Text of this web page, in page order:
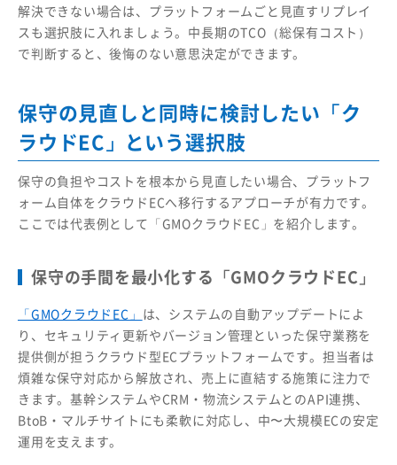
解決できない場合は、プラットフォームごと見直すリプレイ
スも選択肢に入れましょう。中長期のTCO（総保有コスト）
で判断すると、後悔のない意思決定ができます。
保守の見直しと同時に検討したい「ク
ラウドEC」という選択肢
保守の負担やコストを根本から見直したい場合、プラットフ
ォーム自体をクラウドECへ移行するアプローチが有力です。
ここでは代表例として「GMOクラウドEC」を紹介します。
保守の手間を最小化する「GMOクラウドEC」
「GMOクラウドEC」 は、システムの自動アップデートによ
り、セキュリティ更新やバージョン管理といった保守業務を
提供側が担うクラウド型ECプラットフォームです。担当者は
煩雑な保守対応から解放され、売上に直結する施策に注力で
きます。基幹システムやCRM・物流システムとのAPI連携、
BtoB・マルチサイトにも柔軟に対応し、中〜大規模ECの安定
運用を支えます。